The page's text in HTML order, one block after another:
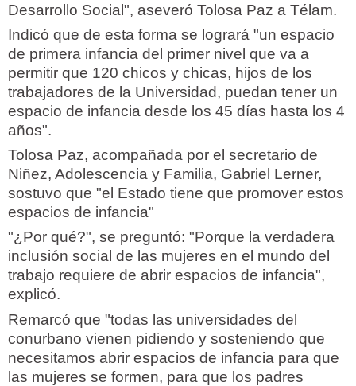
Desarrollo Social", aseveró Tolosa Paz a Télam.
Indicó que de esta forma se logrará "un espacio
de primera infancia del primer nivel que va a
permitir que 120 chicos y chicas, hijos de los
trabajadores de la Universidad, puedan tener un
espacio de infancia desde los 45 días hasta los 4
años".
Tolosa Paz, acompañada por el secretario de
Niñez, Adolescencia y Familia, Gabriel Lerner,
sostuvo que "el Estado tiene que promover estos
espacios de infancia"
"¿Por qué?", se preguntó: "Porque la verdadera
inclusión social de las mujeres en el mundo del
trabajo requiere de abrir espacios de infancia",
explicó.
Remarcó que "todas las universidades del
conurbano vienen pidiendo y sosteniendo que
necesitamos abrir espacios de infancia para que
las mujeres se formen, para que los padres